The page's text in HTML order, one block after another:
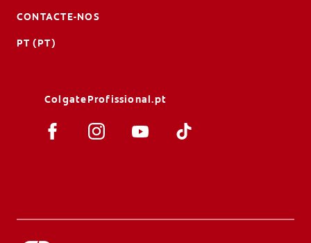
CONTACTE-NOS
PT (PT)
ColgateProfissional.pt